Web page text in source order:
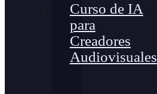
Curso de IA
para
Creadores
Audiovisuales